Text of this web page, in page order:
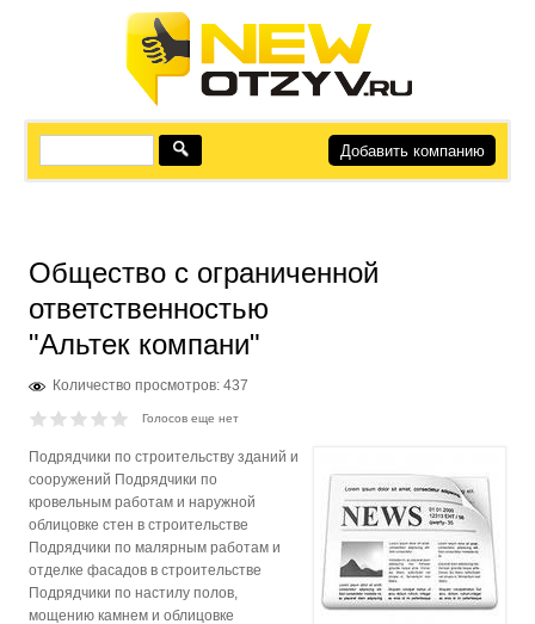
Добавить компанию
Общество с ограниченной
ответственностью
"Альтек компани"
Количество просмотров: 437
Голосов еще нет
Подрядчики по строительству зданий и
сооружений Подрядчики по
кровельным работам и наружной
облицовке стен в строительстве
Подрядчики по малярным работам и
отделке фасадов в строительстве
Подрядчики по настилу полов,
мощению камнем и облицовке